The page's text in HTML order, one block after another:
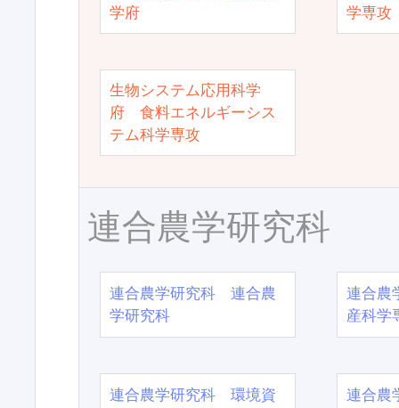
学府
学専攻
生物システム応用科学
府 食料エネルギーシス
テム科学専攻
連合農学研究科
連合農学研究科 連合農
学研究科
連合農
産科学
連合農学研究科 環境資
連合農